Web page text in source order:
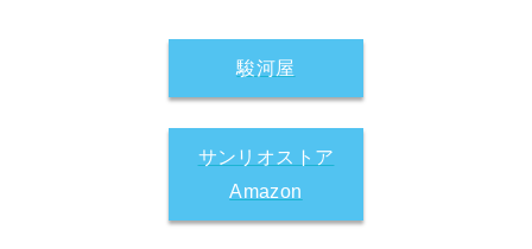
駿河屋
サンリオストア
Amazon